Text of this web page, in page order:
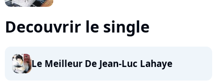
Decouvrir le single
Le Meilleur De Jean-Luc Lahaye